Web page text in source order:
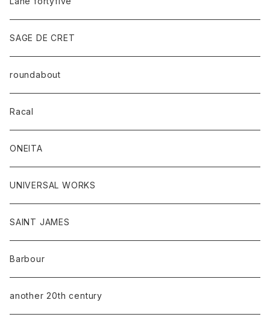
SAGE DE CRET
roundabout
Racal
ONEITA
UNIVERSAL WORKS
SAINT JAMES
Barbour
another 20th century